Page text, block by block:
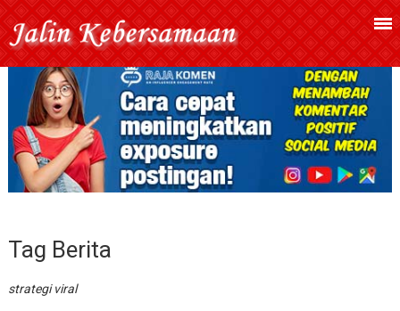
Tag Berita
strategi viral